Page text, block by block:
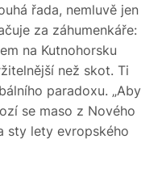
řada, nemluvě jen
za záhumenkáře:
na Kutnohorsku
než skot. Ti
paradoxu. „Aby
se maso z Nového
sty lety evropského